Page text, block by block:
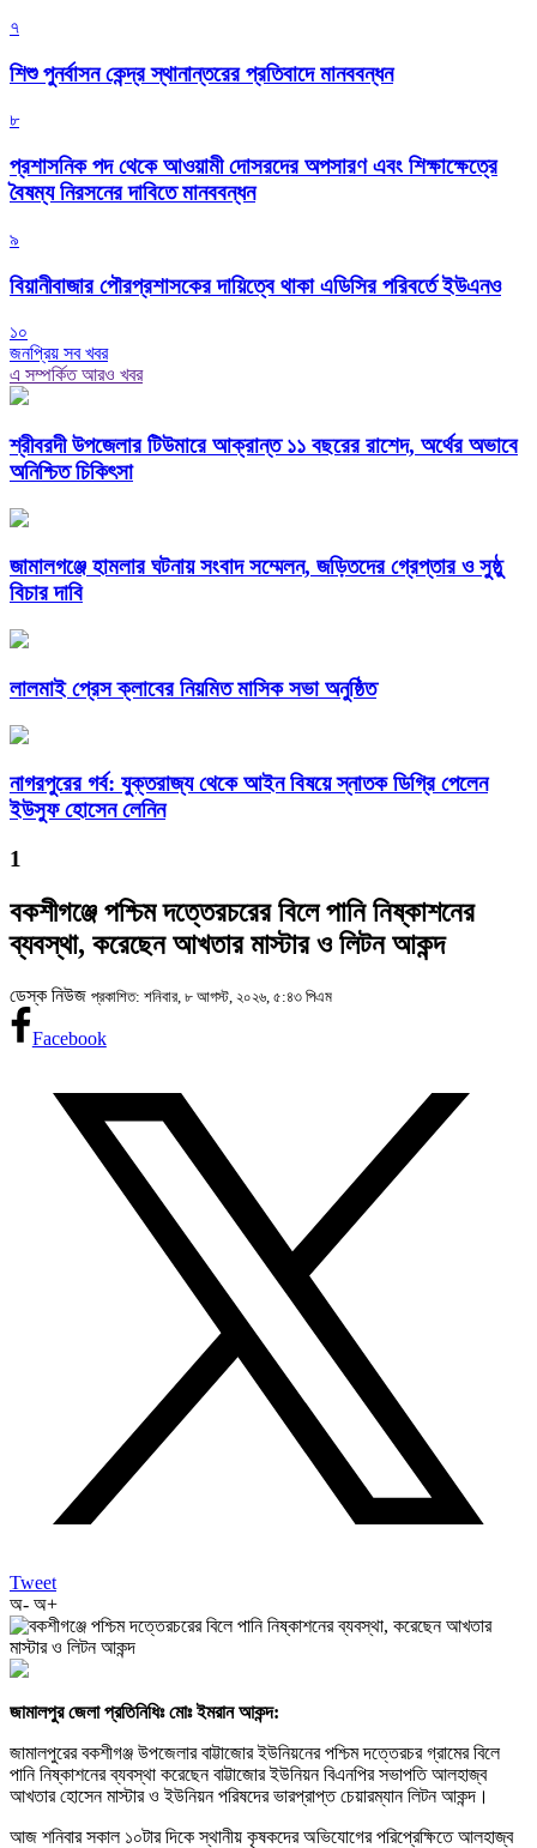
৭
শিশু পুনর্বাসন কেন্দ্র স্থানান্তরের প্রতিবাদে মানববন্ধন
৮
প্রশাসনিক পদ থেকে আওয়ামী দোসরদের অপসারণ এবং শিক্ষাক্ষেত্রে
বৈষম্য নিরসনের দাবিতে মানববন্ধন
৯
বিয়ানীবাজার পৌরপ্রশাসকের দায়িত্বে থাকা এডিসির পরিবর্তে ইউএনও
১০
জনপ্রিয় সব খবর
এ সম্পর্কিত আরও খবর
শ্রীবরদী উপজেলার টিউমারে আক্রান্ত ১১ বছরের রাশেদ, অর্থের অভাবে
অনিশ্চিত চিকিৎসা
জামালগঞ্জে হামলার ঘটনায় সংবাদ সম্মেলন, জড়িতদের গ্রেপ্তার ও সুষ্ঠু
বিচার দাবি
লালমাই প্রেস ক্লাবের নিয়মিত মাসিক সভা অনুষ্ঠিত
নাগরপুরের গর্ব: যুক্তরাজ্য থেকে আইন বিষয়ে স্নাতক ডিগ্রি পেলেন
ইউসুফ হোসেন লেনিন
1
বকশীগঞ্জে পশ্চিম দত্তেরচরের বিলে পানি নিষ্কাশনের
ব্যবস্থা, করেছেন আখতার মাস্টার ও লিটন আকন্দ
ডেস্ক নিউজ প্রকাশিত: শনিবার, ৮ আগস্ট, ২০২৬, ৫:৪৩ পিএম
Facebook
Tweet
অ- অ+
জামালপুর জেলা প্রতিনিধিঃ মোঃ ইমরান আকন্দ:
জামালপুরের বকশীগঞ্জ উপজেলার বাট্টাজোর ইউনিয়নের পশ্চিম দত্তেরচর গ্রামের বিলে
পানি নিষ্কাশনের ব্যবস্থা করেছেন বাট্টাজোর ইউনিয়ন বিএনপির সভাপতি আলহাজ্ব
আখতার হোসেন মাস্টার ও ইউনিয়ন পরিষদের ভারপ্রাপ্ত চেয়ারম্যান লিটন আকন্দ।
আজ শনিবার সকাল ১০টার দিকে স্থানীয় কৃষকদের অভিযোগের পরিপ্রেক্ষিতে আলহাজ্ব